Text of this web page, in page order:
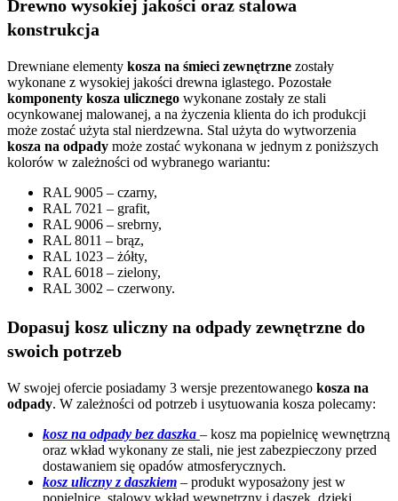
Drewno wysokiej jakości oraz stalowa
konstrukcja
Drewniane elementy kosza na śmieci zewnętrzne zostały
wykonane z wysokiej jakości drewna iglastego. Pozostałe
komponenty kosza ulicznego wykonane zostały ze stali
ocynkowanej malowanej, a na życzenia klienta do ich produkcji
może zostać użyta stal nierdzewna. Stal użyta do wytworzenia
kosza na odpady może zostać wykonana w jednym z poniższych
kolorów w zależności od wybranego wariantu:
RAL 9005 – czarny,
RAL 7021 – grafit,
RAL 9006 – srebrny,
RAL 8011 – brąz,
RAL 1023 – żółty,
RAL 6018 – zielony,
RAL 3002 – czerwony.
Dopasuj kosz uliczny na odpady zewnętrzne do
swoich potrzeb
W swojej ofercie posiadamy 3 wersje prezentowanego kosza na
odpady. W zależności od potrzeb i usytuowania kosza polecamy:
kosz na odpady bez daszka – kosz ma popielnicę wewnętrzną
oraz wkład wykonany ze stali, nie jest zabezpieczony przed
dostawaniem się opadów atmosferycznych.
kosz uliczny z daszkiem – produkt wyposażony jest w
popielnice, stalowy wkład wewnętrzny i daszek, dzięki